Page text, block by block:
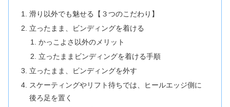
滑り以外でも魅せる【３つのこだわり】
立ったまま、ビンディングを着ける
かっこよさ以外のメリット
立ったままビンディングを着ける手順
立ったまま、ビンディングを外す
スケーティングやリフト待ちでは、ヒールエッジ側に
後ろ足を置く